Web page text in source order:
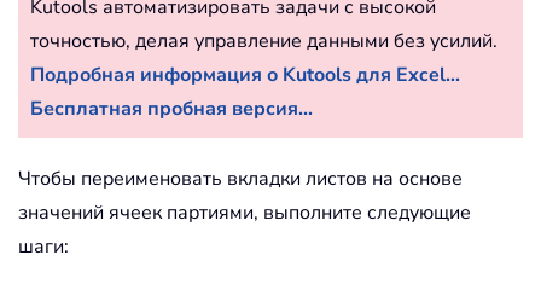
Kutools автоматизировать задачи с высокой
точностью, делая управление данными без усилий.
Подробная информация о Kutools для Excel...
Бесплатная пробная версия...
Чтобы переименовать вкладки листов на основе
значений ячеек партиями, выполните следующие
шаги: